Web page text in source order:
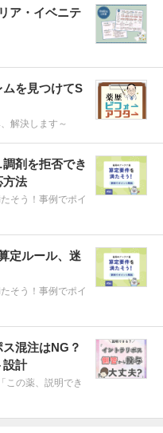
ア・イベニテ
を見つけてS
解決します～
剤を拒否でき
方法
そう！事例でポイ
定ルール、迷
そう！事例でポイ
混注はNG？
設計
この薬、説明でき